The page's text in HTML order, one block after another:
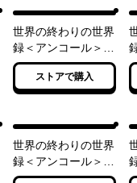
世界の終わりの世界
録＜アンコール＞
1 再来の騎士
ストアで購入
世界の終わりの世界
録＜アンコール＞
4 異端の覇王